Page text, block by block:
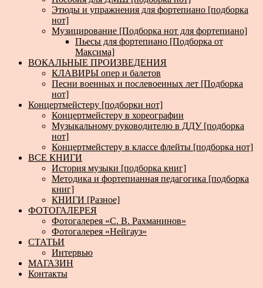
Этюды и упражнения для фортепиано [подборка
нот]
Музицирование [Подборка нот для фортепиано]
Пьесы для фортепиано [Подборка от
Максима]
ВОКАЛЬНЫЕ ПРОИЗВЕДЕНИЯ
КЛАВИРЫ опер и балетов
Песни военных и послевоенных лет [Подборка
нот]
Концертмейстеру [подборки нот]
Концертмейстеру в хореографии
Музыкальному руководителю в ДДУ [подборка
нот]
Концертмейстеру в классе флейты [подборка нот]
ВСЕ КНИГИ
История музыки [подборка книг]
Методика и фортепианная педагогика [подборка
книг]
КНИГИ [Разное]
ФОТОГАЛЕРЕЯ
Фотогалерея «С. В. Рахманинов»
Фотогалерея «Нейгауз»
СТАТЬИ
Интервью
МАГАЗИН
Контакты